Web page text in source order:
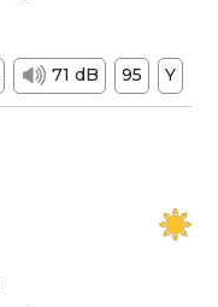
71 dB 95 Y